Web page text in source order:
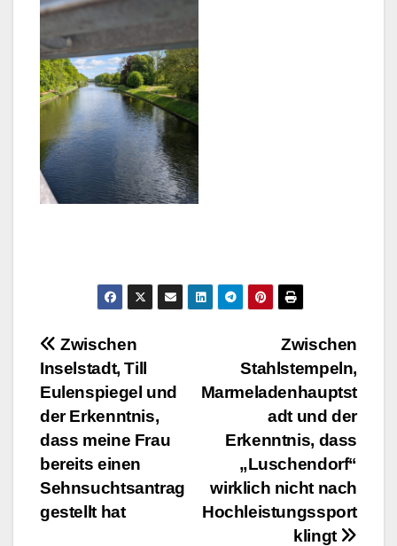
BeitragsnavigationZwischen
Stahlstempeln,
Marmeladenhauptst
adt und der
Erkenntnis, dass
„Luschendorf“
wirklich nicht nach
Hochleistungssport
klingt
Zwischen
Inselstadt, Till
Eulenspiegel und
der Erkenntnis,
dass meine Frau
bereits einen
Sehnsuchtsantrag
gestellt hat